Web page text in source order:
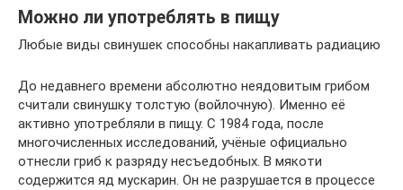
Можно ли употреблять в пищу
Любые виды свинушек способны накапливать радиацию
До недавнего времени абсолютно неядовитым грибом
считали свинушку толстую (войлочную). Именно её
активно употребляли в пищу. С 1984 года, после
многочисленных исследований, учёные официально
отнесли гриб к разряду несъедобных. В мякоти
содержится яд мускарин. Он не разрушается в процессе